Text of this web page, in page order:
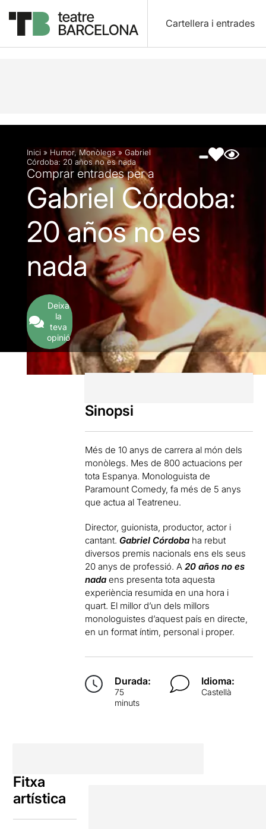
Cartellera i entrades
Descripció Fitxa artística Fotos i vídeos
Inici » Humor,Monòlegs » Gabriel
Córdoba: 20 años no es nada
Comprar entrades per a
Gabriel Córdoba:
20 años no es
nada
Deixa
la
teva
opinió
Sinopsi
Més de 10 anys de carrera al món dels
monòlegs. Mes de 800 actuacions per
tota Espanya. Monologuista de
Paramount Comedy, fa més de 5 anys
que actua al Teatreneu.
Director, guionista, productor, actor i
cantant.Gabriel Córdoba ha rebut
diversos premis nacionals ens els seus
20 anys de professió. A20 años no es
nada ens presenta tota aquesta
experiència resumida en una hora i
quart. El millor d’un dels millors
monologuistes d’aquest país en directe,
en un format íntim, personal i proper.
Durada:
75
minuts
Idioma:
Castellà
Fitxa
artística